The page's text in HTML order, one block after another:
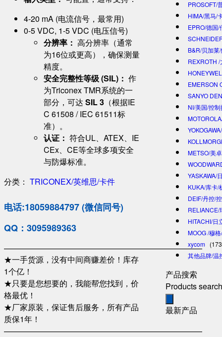
4-20 mA (电流信号，最常用)
0-5 VDC, 1-5 VDC (电压信号)
​分辨率：​ ​ 高分辨率（通常
为16位或更高），确保测量
精度。
​安全完整性等级 (SIL)：​ ​ 作
为Triconex TMR系统的一
部分，可达 ​ ​SIL 3​ ​（根据IE
C 61508 / IEC 61511标
准）。
​认证：​ ​ 符合UL、ATEX、IE
CEx、CE等全球多项安全
与防爆标准。
分类： TRICONEX/英维思/卡件
电话:18059884797 (微信同号)
QQ：3095989363
—————————————————————————
★一手货源，没有中间商赚差价！库存
1个亿！
★只要是您想要的，我能帮您找到，价
格最优！
★厂家原装，保证售后服务，所有产品
质保1年！
—————————————————————————
PROSOFT/
HIMA/黑马/
EPRO/德国/
B&R/贝加莱
REXROTH
EMERSON
SANYO
NI/美国/控
METSO/美
YASKAWA/
KUKA/库卡/
DEIF/丹控/
RELIANCE/
HITACHI/日
MOOG /穆
xycom
其他品牌/温
产品搜索
Products search
最新产品